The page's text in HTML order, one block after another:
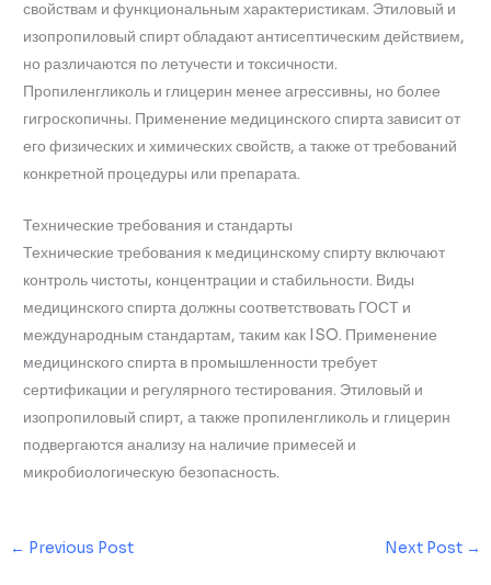
свойствам и функциональным характеристикам. Этиловый и
изопропиловый спирт обладают антисептическим действием,
но различаются по летучести и токсичности.
Пропиленгликоль и глицерин менее агрессивны, но более
гигроскопичны. Применение медицинского спирта зависит от
его физических и химических свойств, а также от требований
конкретной процедуры или препарата.
Технические требования и стандарты
Технические требования к медицинскому спирту включают
контроль чистоты, концентрации и стабильности. Виды
медицинского спирта должны соответствовать ГОСТ и
международным стандартам, таким как ISO. Применение
медицинского спирта в промышленности требует
сертификации и регулярного тестирования. Этиловый и
изопропиловый спирт, а также пропиленгликоль и глицерин
подвергаются анализу на наличие примесей и
микробиологическую безопасность.
← Previous Post Next Post →